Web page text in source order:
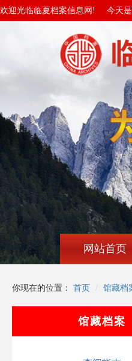
欢迎光临临夏档案信息网! 今天
网站首页
你现在的位置： 首页 馆藏档
馆藏档案